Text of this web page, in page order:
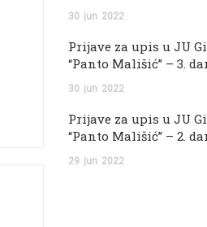
30 jun 2022
Prijave za upis u JU
“Panto Mališić” – 3.
30 jun 2022
Prijave za upis u JU
“Panto Mališić” – 2.
29 jun 2022